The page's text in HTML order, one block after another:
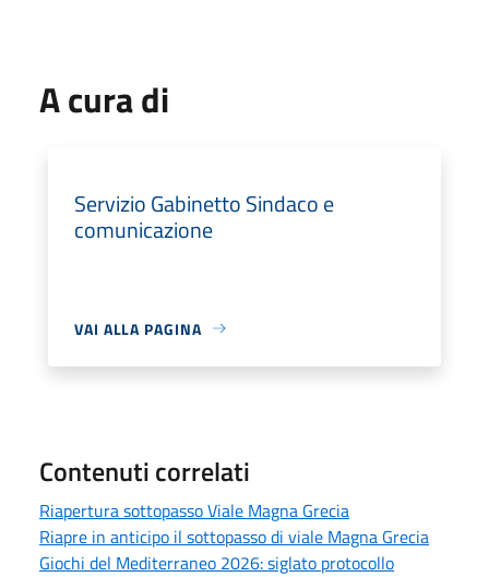
A cura di
Servizio Gabinetto Sindaco e
comunicazione
VAI ALLA PAGINA
Contenuti correlati
Riapertura sottopasso Viale Magna Grecia
Riapre in anticipo il sottopasso di viale Magna Grecia
Giochi del Mediterraneo 2026: siglato protocollo